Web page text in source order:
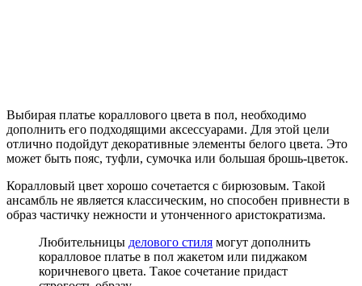
Выбирая платье кораллового цвета в пол, необходимо
дополнить его подходящими аксессуарами. Для этой цели
отлично подойдут декоративные элементы белого цвета. Это
может быть пояс, туфли, сумочка или большая брошь-цветок.
Коралловый цвет хорошо сочетается с бирюзовым. Такой
ансамбль не является классическим, но способен привнести в
образ частичку нежности и утонченного аристократизма.
Любительницы делового стиля могут дополнить
коралловое платье в пол жакетом или пиджаком
коричневого цвета. Такое сочетание придаст